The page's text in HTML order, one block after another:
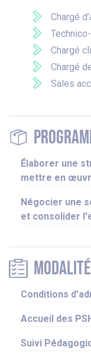
Chargé
Chargé
Chargé
Sales
Élaborer une
mettre en
Négocier une
et consolider
Conditions
Accueil des
Suivi